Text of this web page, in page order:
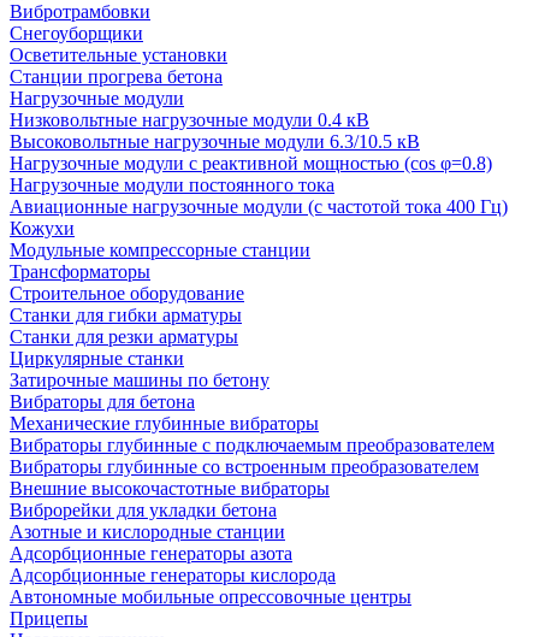
Вибротрамбовки
Снегоуборщики
Осветительные установки
Станции прогрева бетона
Нагрузочные модули
Низковольтные нагрузочные модули 0.4 кВ
Высоковольтные нагрузочные модули 6.3/10.5 кВ
Нагрузочные модули с реактивной мощностью (cos φ=0.8)
Нагрузочные модули постоянного тока
Авиационные нагрузочные модули (с частотой тока 400 Гц)
Кожухи
Модульные компрессорные станции
Трансформаторы
Строительное оборудование
Станки для гибки арматуры
Станки для резки арматуры
Циркулярные станки
Затирочные машины по бетону
Вибраторы для бетона
Механические глубинные вибраторы
Вибраторы глубинные с подключаемым преобразователем
Вибраторы глубинные со встроенным преобразователем
Внешние высокочастотные вибраторы
Виброрейки для укладки бетона
Азотные и кислородные станции
Адсорбционные генераторы азота
Адсорбционные генераторы кислорода
Автономные мобильные опрессовочные центры
Прицепы